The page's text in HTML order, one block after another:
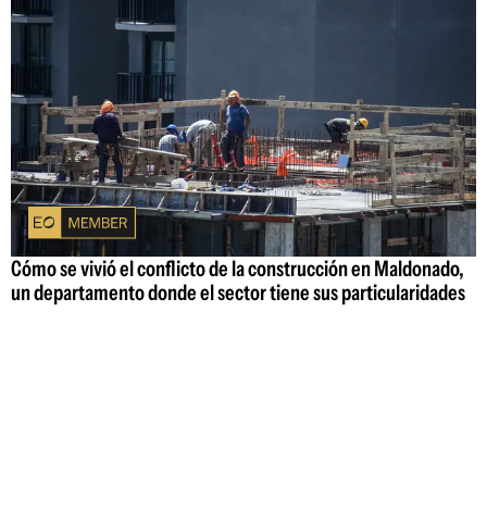
Cómo se vivió el conflicto de la construcción en Maldonado,
un departamento donde el sector tiene sus particularidades